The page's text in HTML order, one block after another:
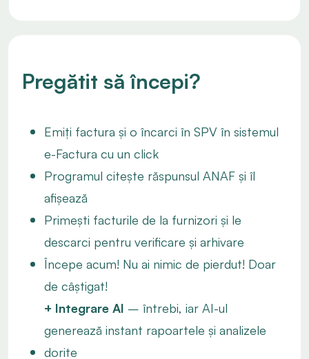
Pregătit să începi?
Emiți factura și o încarci în SPV în sistemul
e-Factura cu un click
Programul citește răspunsul ANAF și îl
afișează
Primești facturile de la furnizori și le
descarci pentru verificare și arhivare
Începe acum! Nu ai nimic de pierdut! Doar
de câștigat!
+ Integrare AI – întrebi, iar AI-ul
generează instant rapoartele și analizele
dorite